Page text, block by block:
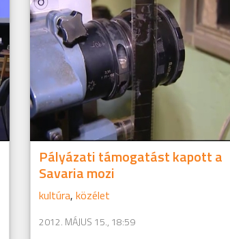
Pályázati támogatást kapott a
Savaria mozi
kultúra, közélet
2012. MÁJUS 15., 18:59